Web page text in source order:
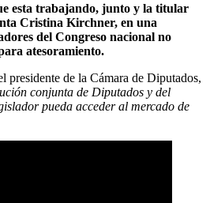
esta trabajando, junto y la titular
Cristina Kirchner, en una
del Congreso nacional no
atesoramiento.
presidente de la Cámara de Diputados,
conjunta de Diputados y del
pueda acceder al mercado de